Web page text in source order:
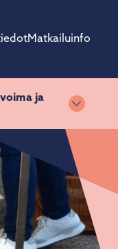
Matkailuinfo
ja
Vaihda